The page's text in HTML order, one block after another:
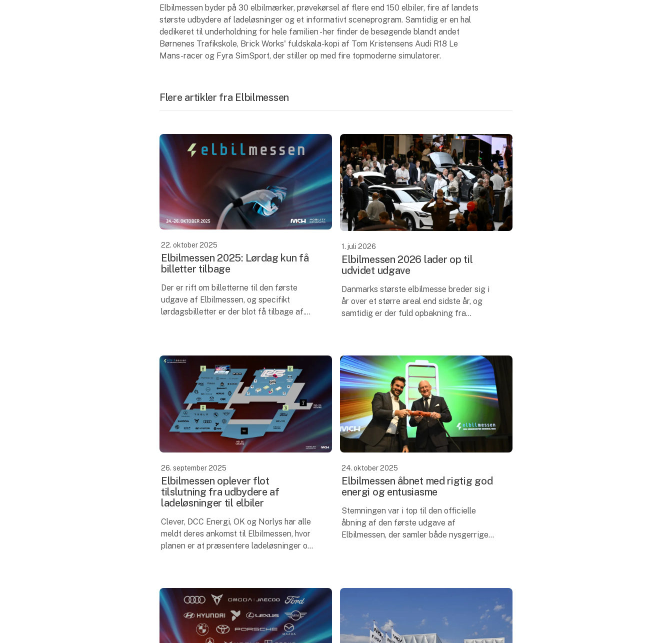
Elbilmessen byder på 30 elbilmærker, prøvekørsel af flere end 150 elbiler, fire af landets
største udbydere af ladeløsninger og et informativt sceneprogram. Samtidig er en hal
dedikeret til underholdning for hele familien - her finder de besøgende blandt andet
Børnenes Trafikskole, Brick Works' fuldskala-kopi af Tom Kristensens Audi R18 Le
Mans-racer og Fyra SimSport, der stiller op med fire topmoderne simulatorer.
Flere artikler fra Elbilmessen
22. oktober 2025
Elbilmessen 2025: Lørdag kun få
billetter tilbage
Der er rift om billetterne til den første
udgave af Elbilmessen, og specifikt
lørdagsbilletter er der blot få tilbage af.
1. juli 2026
Elbilmessen 2026 lader op til
udvidet udgave
Danmarks største elbilmesse breder sig i
år over et større areal end sidste år, og
samtidig er der fuld opbakning fra
26. september 2025
Elbilmessen oplever flot
tilslutning fra udbydere af
ladeløsninger til elbiler
Clever, DCC Energi, OK og Norlys har alle
meldt deres ankomst til Elbilmessen, hvor
planen er at præsentere ladeløsninger og
24. oktober 2025
Elbilmessen åbnet med rigtig god
energi og entusiasme
Stemningen var i top til den officielle
åbning af den første udgave af
Elbilmessen, der samler både nysgerrige